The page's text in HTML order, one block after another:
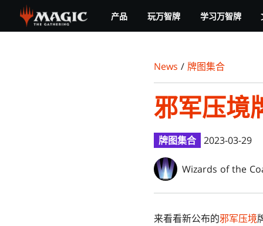
main
产品 玩万智牌 学习万智牌
News / 牌图集合
邪军压境
牌图集合 2023-03-29
Wizards of the
来看看新公布的邪军压境